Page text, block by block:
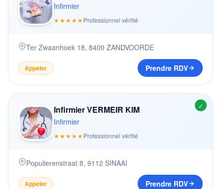
Infirmier
★★★★★Professionnel vérifié
Ter Zwaanhoek 18, 8400 ZANDVOORDE
Appeler Prendre RDV
✓
Infirmier VERMEIR KIM
Infirmier
★★★★★Professionnel vérifié
Populierenstraat 8, 9112 SINAAI
Appeler Prendre RDV